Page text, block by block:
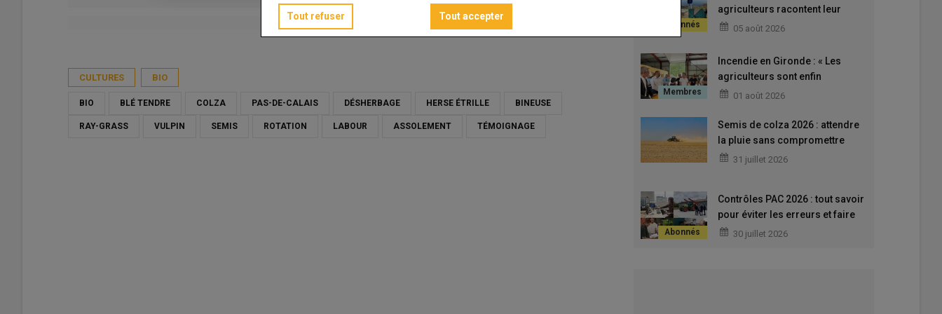
CULTURES BIO
BIO BLÉ TENDRE COLZA PAS-DE-CALAIS DÉSHERBAGE HERSE ÉTRILLE BINEUSE
RAY-GRASS VULPIN SEMIS ROTATION LABOUR ASSOLEMENT TÉMOIGNAGE
agriculteurs racontent leur
expérience des réserves et
05 août 2026
Incendie en Gironde : « Les
agriculteurs sont enfin
autorisés à reprendre le travail
01 août 2026
Semis de colza 2026 : attendre
la pluie sans compromettre
l’implantation
31 juillet 2026
Contrôles PAC 2026 : tout savoir
pour éviter les erreurs et faire
valoir ses droits
30 juillet 2026
Tout refuser Tout accepter